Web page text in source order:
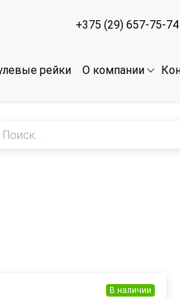
+375 (29) 657-75-74
рейки О компании
В наличии